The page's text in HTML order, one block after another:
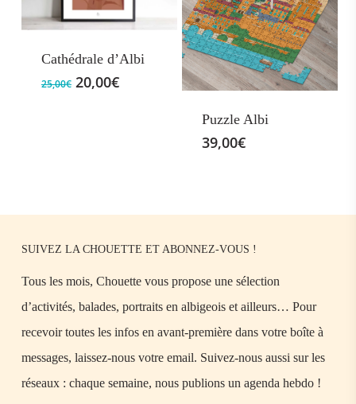
Cathédrale d’Albi
25,00€ Le
20,00€Le
Puzzle Albi
39,00€
SUIVEZ LA CHOUETTE ET ABONNEZ-VOUS !
Tous les mois, Chouette vous propose une sélection
d’activités, balades, portraits en albigeois et ailleurs… Pour
recevoir toutes les infos en avant-première dans votre boîte à
messages, laissez-nous votre email. Suivez-nous aussi sur les
réseaux : chaque semaine, nous publions un agenda hebdo !